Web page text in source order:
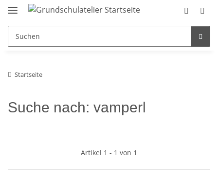
Startseite
Suche nach: vamperl
Artikel 1 - 1 von 1